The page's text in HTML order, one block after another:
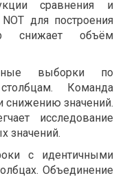
сравнения и
для построения
снижает объём
выборки по
Команда
снижению значений.
исследование
значений.
с идентичными
Объединение